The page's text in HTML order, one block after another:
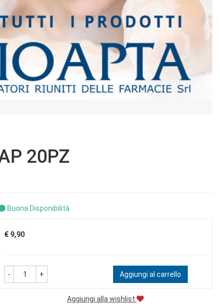
20PZ
Buona Disponibilità
Prezzo
€ 9,90
- + Aggiungi al carrello
Aggiungi alla wishlist